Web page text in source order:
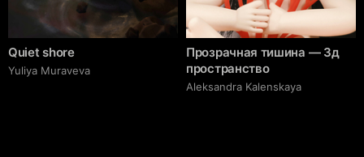
Quiet shore
Yuliya Muraveva
Прозрачная тишина — 3д
пространство
Aleksandra Kalenskaya